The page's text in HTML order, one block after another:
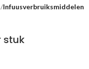
Infuusverbruiksmiddelen
stuk